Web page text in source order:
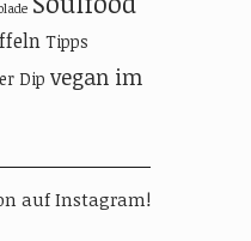
Tipps
Dip vegan im
auf Instagram!